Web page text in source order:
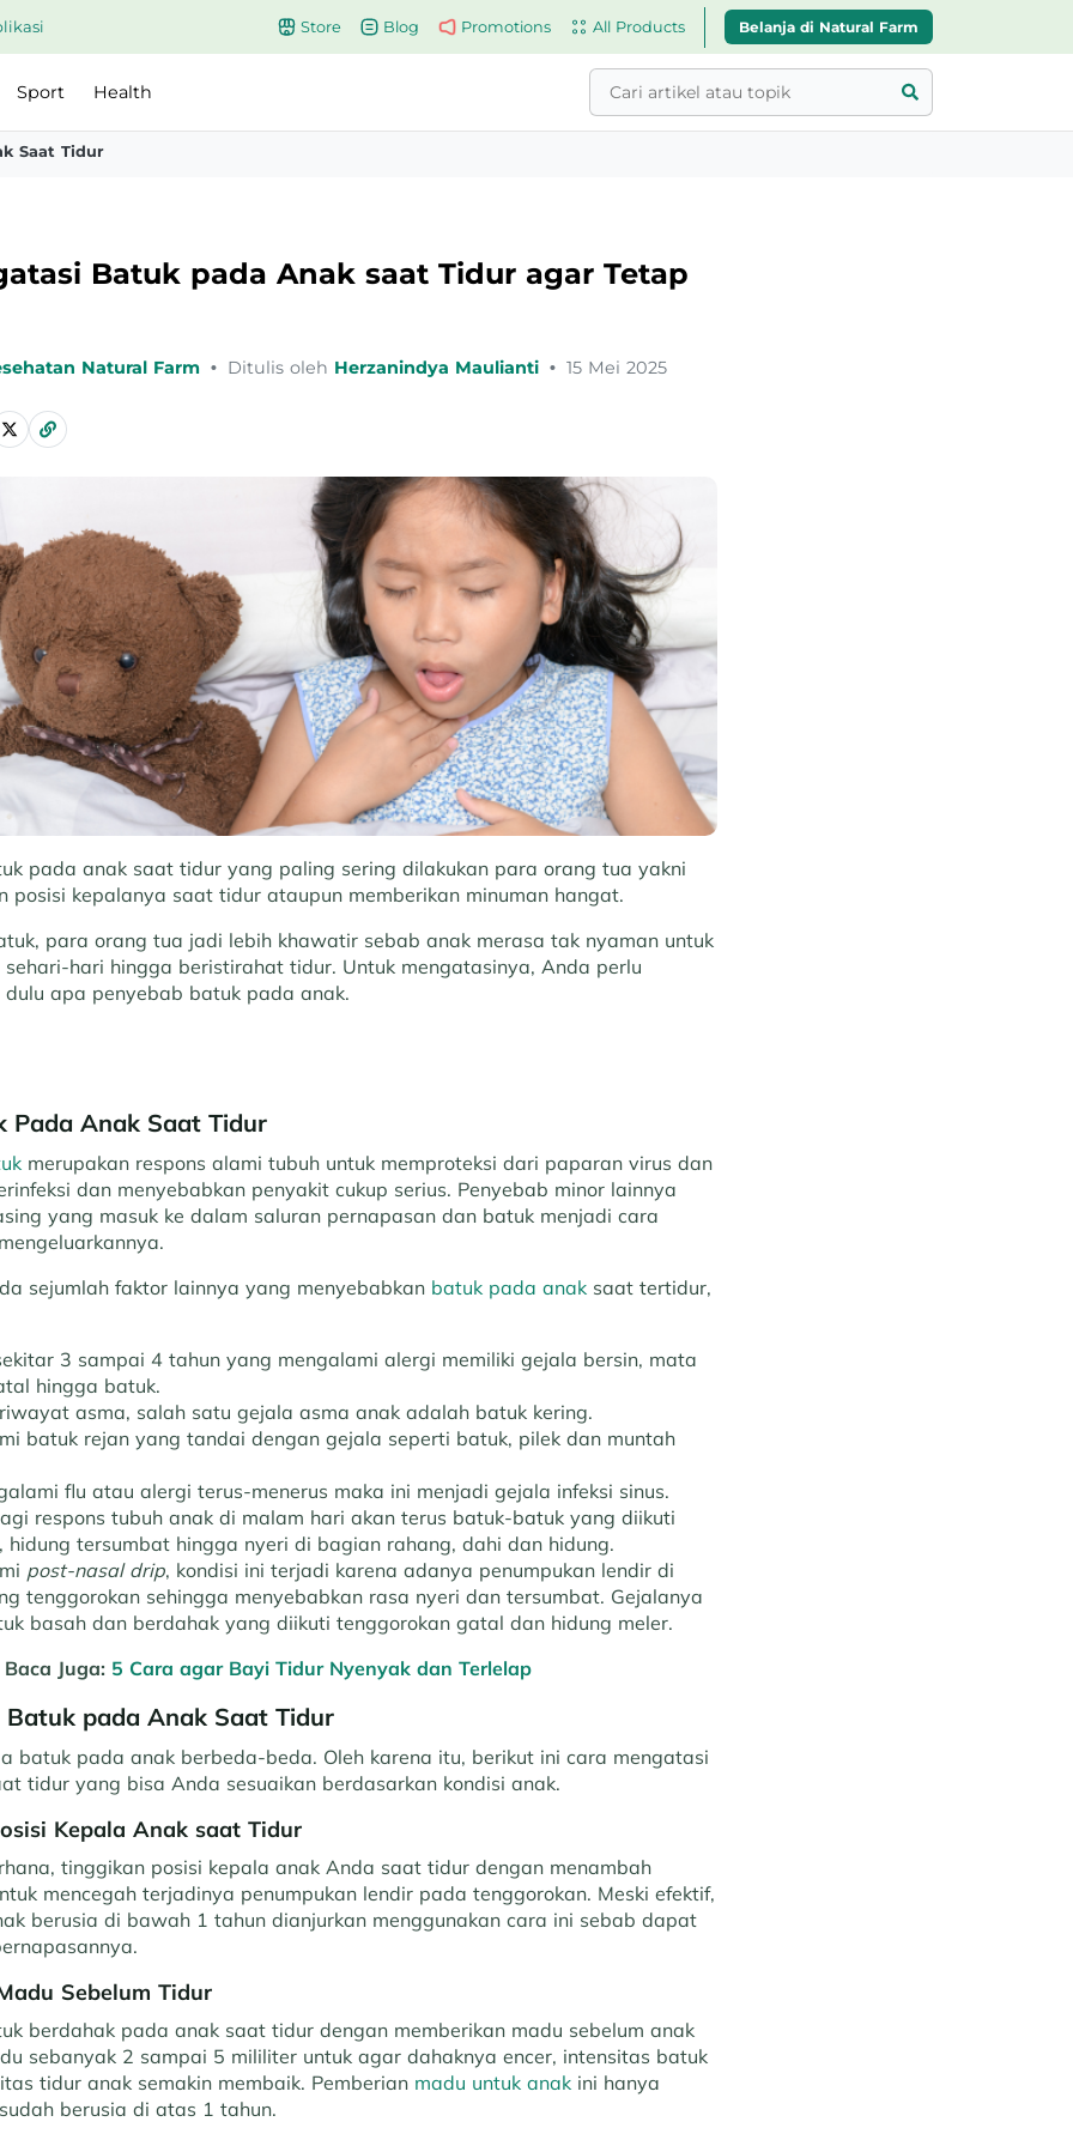
Store Blog Promotions All Products Belanja di Natural Farm
Sport Health
Saat Tidur
Batuk pada Anak saat Tidur agar Tetap
Natural Farm • Ditulis oleh Herzanindya Maulianti • 15 Mei 2025
pada anak saat tidur yang paling sering dilakukan para orang tua yakni
posisi kepalanya saat tidur ataupun memberikan minuman hangat.
para orang tua jadi lebih khawatir sebab anak merasa tak nyaman untuk
hari hingga beristirahat tidur. Untuk mengatasinya, Anda perlu
apa penyebab batuk pada anak.
Pada Anak Saat Tidur
merupakan respons alami tubuh untuk memproteksi dari paparan virus dan
dan menyebabkan penyakit cukup serius. Penyebab minor lainnya
yang masuk ke dalam saluran pernapasan dan batuk menjadi cara
sejumlah faktor lainnya yang menyebabkan batuk pada anak saat tertidur,
3 sampai 4 tahun yang mengalami alergi memiliki gejala bersin, mata
hingga batuk.
asma, salah satu gejala asma anak adalah batuk kering.
batuk rejan yang tandai dengan gejala seperti batuk, pilek dan muntah
flu atau alergi terus-menerus maka ini menjadi gejala infeksi sinus.
respons tubuh anak di malam hari akan terus batuk-batuk yang diikuti
hidung tersumbat hingga nyeri di bagian rahang, dahi dan hidung.
post-nasal drip, kondisi ini terjadi karena adanya penumpukan lendir di
tenggorokan sehingga menyebabkan rasa nyeri dan tersumbat. Gejalanya
basah dan berdahak yang diikuti tenggorokan gatal dan hidung meler.
Baca Juga: 5 Cara agar Bayi Tidur Nyenyak dan Terlelap
pada Anak Saat Tidur
batuk pada anak berbeda-beda. Oleh karena itu, berikut ini cara mengatasi
tidur yang bisa Anda sesuaikan berdasarkan kondisi anak.
Kepala Anak saat Tidur
tinggikan posisi kepala anak Anda saat tidur dengan menambah
mencegah terjadinya penumpukan lendir pada tenggorokan. Meski efektif,
berusia di bawah 1 tahun dianjurkan menggunakan cara ini sebab dapat
Sebelum Tidur
berdahak pada anak saat tidur dengan memberikan madu sebelum anak
sebanyak 2 sampai 5 mililiter untuk agar dahaknya encer, intensitas batuk
tidur anak semakin membaik. Pemberian madu untuk anak ini hanya
berusia di atas 1 tahun.